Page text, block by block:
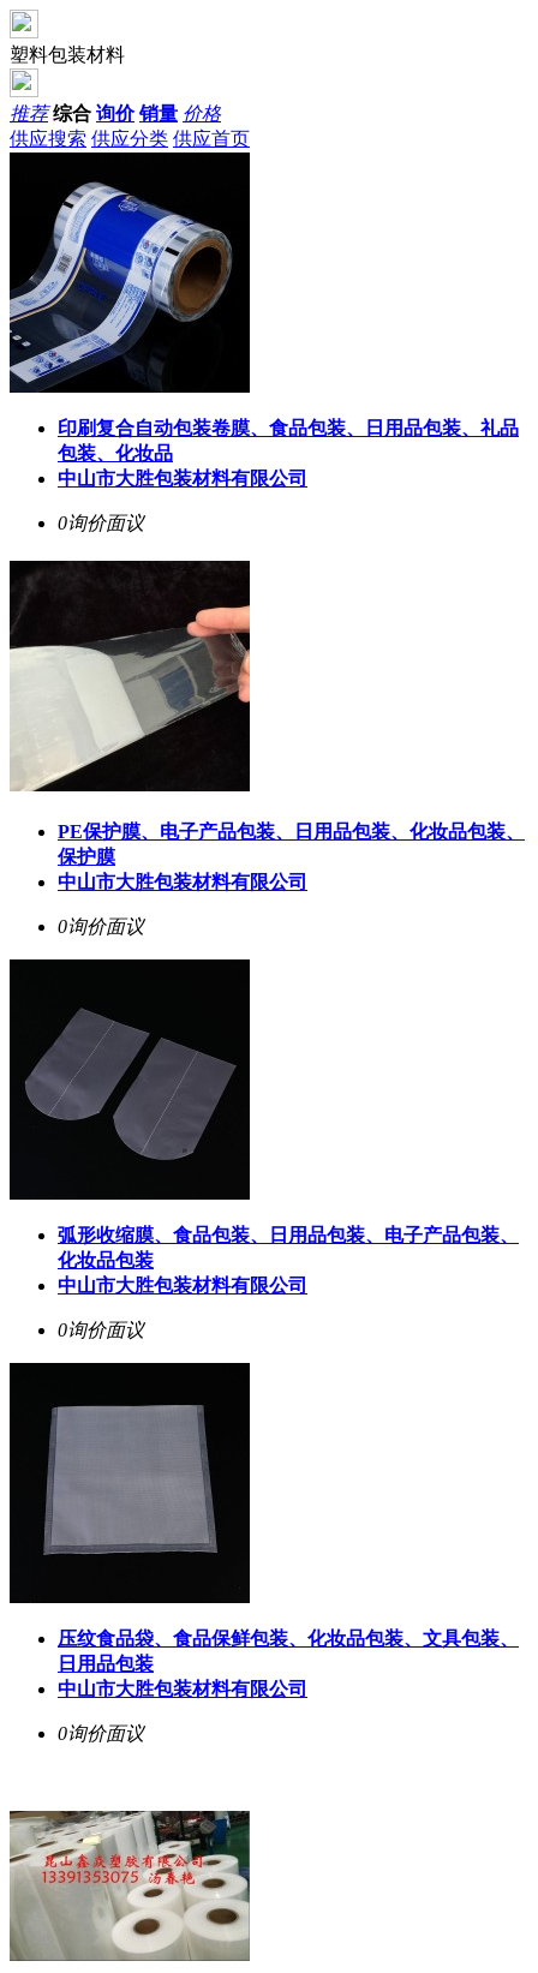
塑料包装材料
推荐 综合 询价 销量 价格
供应搜索 供应分类 供应首页
印刷复合自动包装卷膜、食品包装、日用品包装、礼品
包装、化妆品
中山市大胜包装材料有限公司
0询价面议
PE保护膜、电子产品包装、日用品包装、化妆品包装、
保护膜
中山市大胜包装材料有限公司
0询价面议
弧形收缩膜、食品包装、日用品包装、电子产品包装、
化妆品包装
中山市大胜包装材料有限公司
0询价面议
压纹食品袋、食品保鲜包装、化妆品包装、文具包装、
日用品包装
中山市大胜包装材料有限公司
0询价面议